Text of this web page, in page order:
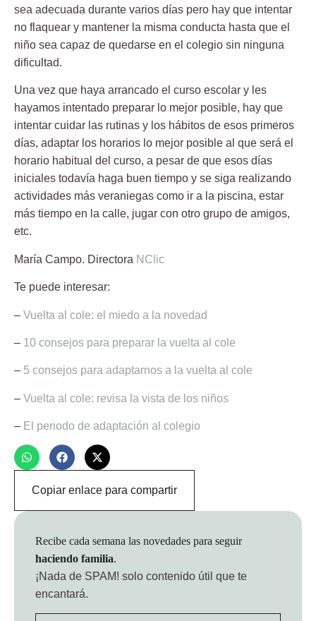
sea adecuada durante varios días pero hay que intentar
no flaquear y mantener la misma conducta hasta que el
niño sea capaz de quedarse en el colegio sin ninguna
dificultad.
Una vez que haya arrancado el curso escolar y les
hayamos intentado preparar lo mejor posible, hay que
intentar cuidar las rutinas y los hábitos de esos primeros
días, adaptar los horarios lo mejor posible al que será el
horario habitual del curso, a pesar de que esos días
iniciales todavía haga buen tiempo y se siga realizando
actividades más veraniegas como ir a la piscina, estar
más tiempo en la calle, jugar con otro grupo de amigos,
etc.
María Campo. Directora NClic
Te puede interesar:
– Vuelta al cole: el miedo a la novedad
– 10 consejos para preparar la vuelta al cole
– 5 consejos para adaptarnos a la vuelta al cole
– Vuelta al cole: revisa la vista de los niños
– El periodo de adaptación al colegio
Copiar enlace para compartir
Recibe cada semana las novedades para seguir
haciendo familia.
¡Nada de SPAM! solo contenido útil que te
encantará.